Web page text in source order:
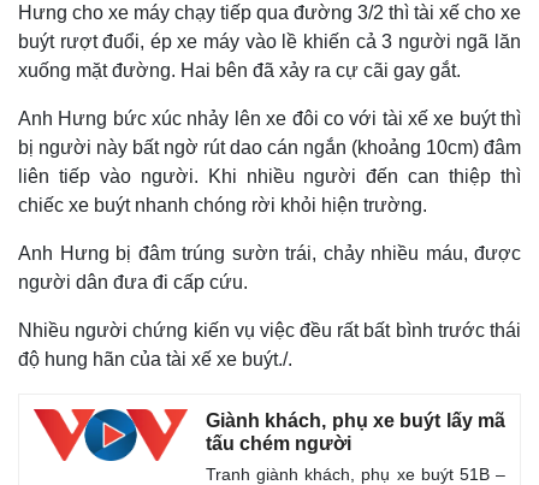
Thế giới
Quan sát
Cuộc sống đó đây
Hồ sơ
Multimedia
Video
Ảnh
E-Magazine
Hưng cho xe máy chạy tiếp qua đường 3/2 thì tài xế cho xe
buýt rượt đuổi, ép xe máy vào lề khiến cả 3 người ngã lăn
xuống mặt đường. Hai bên đã xảy ra cự cãi gay gắt.
Anh Hưng bức xúc nhảy lên xe đôi co với tài xế xe buýt thì
bị người này bất ngờ rút dao cán ngắn (khoảng 10cm) đâm
liên tiếp vào người. Khi nhiều người đến can thiệp thì
chiếc xe buýt nhanh chóng rời khỏi hiện trường.
Anh Hưng bị đâm trúng sườn trái, chảy nhiều máu, được
người dân đưa đi cấp cứu.
Nhiều người chứng kiến vụ việc đều rất bất bình trước thái
độ hung hãn của tài xế xe buýt./.
Giành khách, phụ xe buýt lấy mã
tấu chém người
Tranh giành khách, phụ xe buýt 51B –